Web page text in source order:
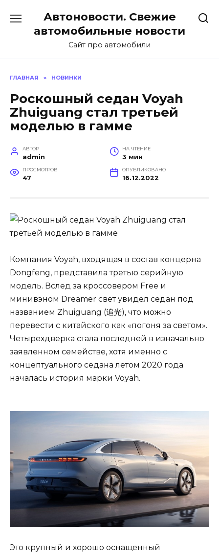
содержанию
Автоновости. Свежие
автомобильные новости
Сайт про автомобили
ГЛАВНАЯ » НОВИНКИ
Роскошный седан Voyah
Zhuiguang стал третьей
моделью в гамме
АВТОР
admin
НА ЧТЕНИЕ
3 мин
ПРОСМОТРОВ
47
ОПУБЛИКОВАНО
16.12.2022
Компания Voyah, входящая в состав концерна
Dongfeng, представила третью серийную
модель. Вслед за кроссовером Free и
минивэном Dreamer свет увидел седан под
названием Zhuiguang (追光), что можно
перевести с китайского как «погоня за светом».
Четырехдверка стала последней в изначально
заявленном семействе, хотя именно с
концептуального седана летом 2020 года
началась история марки Voyah.
Это крупный и хорошо оснащенный